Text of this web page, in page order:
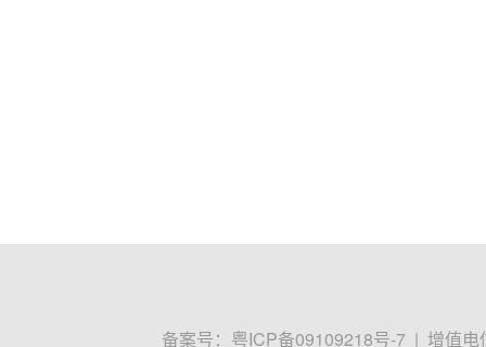
备案号： 粤ICP备09109218号-7 | 增值电